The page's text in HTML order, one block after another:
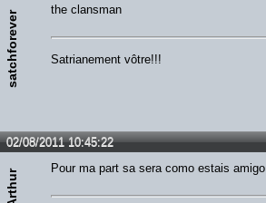
satchforever
the clansman
Satrianement vôtre!!!
02/08/2011 10:45:22
Arthur
Pour ma part sa sera como estais amigo